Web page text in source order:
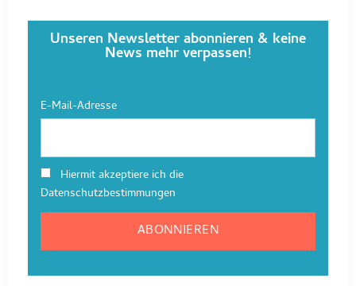
Unseren Newsletter abonnieren & keine
News mehr verpassen!
E-Mail-Adresse
Hiermit akzeptiere ich die
Datenschutzbestimmungen